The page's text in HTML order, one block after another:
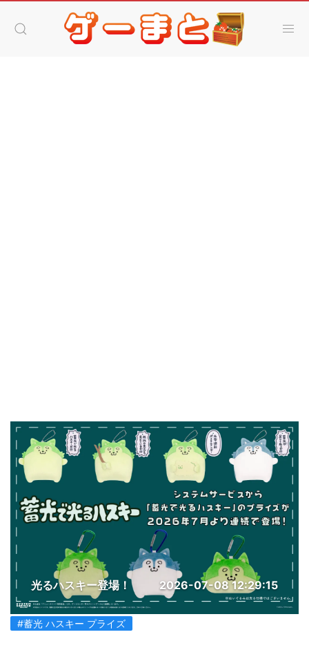
光るハスキー登場！ 2026-07-08 12:29:15
#蓄光 ハスキー プライズ